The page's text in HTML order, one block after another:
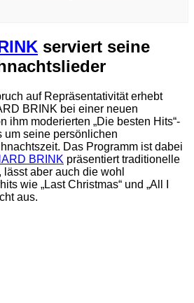
serviert seine
auf Repräsentativität erhebt
BRINK bei einer neuen
ihm moderierten „Die besten Hits“-
um seine persönlichen
Das Programm ist dabei
BRINK präsentiert traditionelle
aber auch die wohl
wie „Last Christmas“ und „All I
aus.